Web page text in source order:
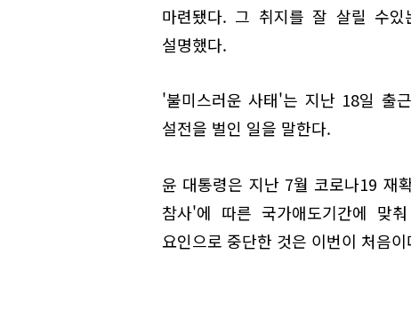
마련됐다. 그 취지를 잘 살릴 수
설명했다.
'불미스러운 사태'는 지난 18일 출
설전을 벌인 일을 말한다.
윤 대통령은 지난 7월 코로나19 재
참사'에 따른 국가애도기간에 맞
요인으로 중단한 것은 이번이 처음이